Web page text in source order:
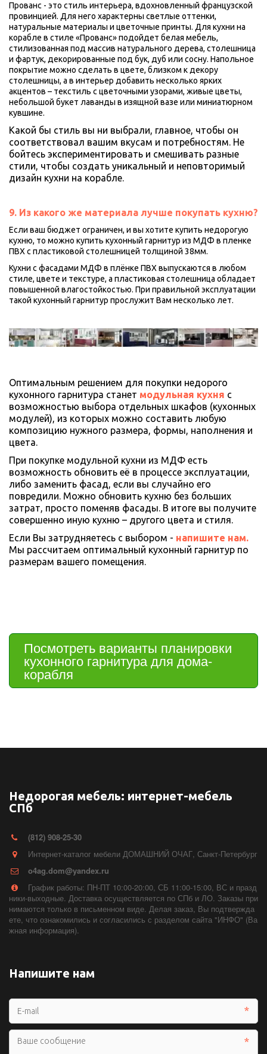
Прованс - это стиль интерьера, вдохновленный французской
провинцией. Для него характерны светлые оттенки,
натуральные материалы и цветочные принты. Для кухни на
корабле в стиле «Прованс» подойдет белая мебель,
стилизованная под массив натурального дерева, столешница
и фартук, декорированные под бук, дуб или сосну. Напольное
покрытие можно сделать в цвете, близком к декору
столешницы, а в интерьер добавить несколько ярких
акцентов – текстиль с цветочными узорами, живые цветы,
небольшой букет лаванды в изящной вазе или миниатюрном
кувшине.
Какой бы стиль вы ни выбрали, главное, чтобы он
соответствовал вашим вкусам и потребностям. Не
бойтесь экспериментировать и смешивать разные
стили, чтобы создать уникальный и неповторимый
дизайн кухни на корабле.
9. Из какого же материала лучше покупать кухню?
Если ваш бюджет ограничен, и вы хотите купить недорогую
кухню, то можно купить кухонный гарнитур из МДФ в пленке
ПВХ с пластиковой столешницей толщиной 38мм.
Кухни с фасадами МДФ в плёнке ПВХ выпускаются в любом
стиле, цвете и текстуре, а пластиковая столешница обладает
повышенной влагостойкостью. При правильной эксплуатации
такой кухонный гарнитур прослужит Вам несколько лет.
Оптимальным решением для покупки недорого
кухонного гарнитура станет модульная кухня с
возможностью выбора отдельных шкафов (кухонных
модулей), из которых можно составить любую
композицию нужного размера, формы, наполнения и
цвета.
При покупке модульной кухни из МДФ есть
возможность обновить её в процессе эксплуатации,
либо заменить фасад, если вы случайно его
повредили. Можно обновить кухню без больших
затрат, просто поменяв фасады. В итоге вы получите
совершенно иную кухню – другого цвета и стиля.
Если Вы затрудняетесь с выбором -
Мы рассчитаем оптимальный кухонный гарнитур по
размерам вашего помещения.
Посмотреть варианты планировки
кухонного гарнитура для дома-
корабля
Недорогая мебель: интернет-мебель
СПб
(812) 908-25-30
Интернет-каталог мебели ДОМАШНИЙ ОЧАГ, Санкт-Петербург
o4ag.dom@yandex.ru
График работы: ПН-ПТ 10:00-20:00, СБ 11:00-15:00, ВС и празд
ники-выходные. Доставка осуществляется по СПб и ЛО. Заказы при
нимаются только в письменном виде. Делая заказ, Вы подтвержда
ете, что ознакомились и согласились с разделом сайта "ИНФО" (Ва
жная информация).
Напишите нам
*
*